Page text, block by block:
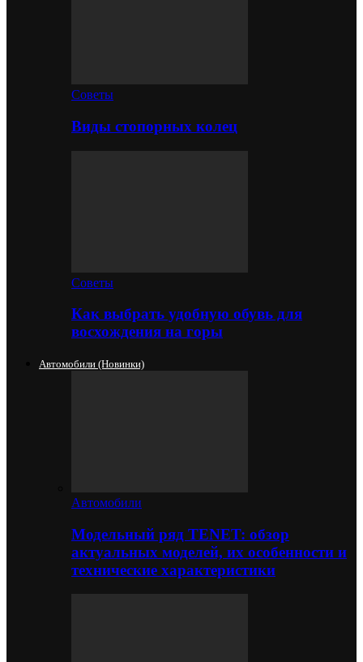
Советы
Виды стопорных колец
Советы
Как выбрать удобную обувь для
восхождения на горы
Автомобили (новинки)
Автомобили
Модельный ряд TENET: обзор
актуальных моделей, их особенности и
технические характеристики